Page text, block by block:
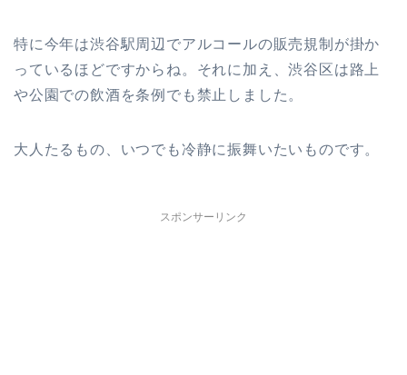
特に今年は渋谷駅周辺でアルコールの販売規制が掛か
っているほどですからね。それに加え、渋谷区は路上
や公園での飲酒を条例でも禁止しました。
大人たるもの、いつでも冷静に振舞いたいものです。
スポンサーリンク